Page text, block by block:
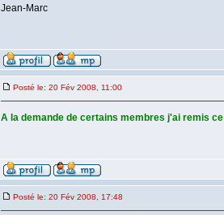
Jean-Marc
Posté le: 20 Fév 2008, 11:00
A la demande de certains membres j'ai remis
Posté le: 20 Fév 2008, 17:48